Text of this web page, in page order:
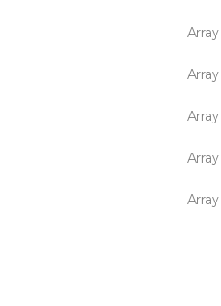
Array
Array
Array
Array
Array